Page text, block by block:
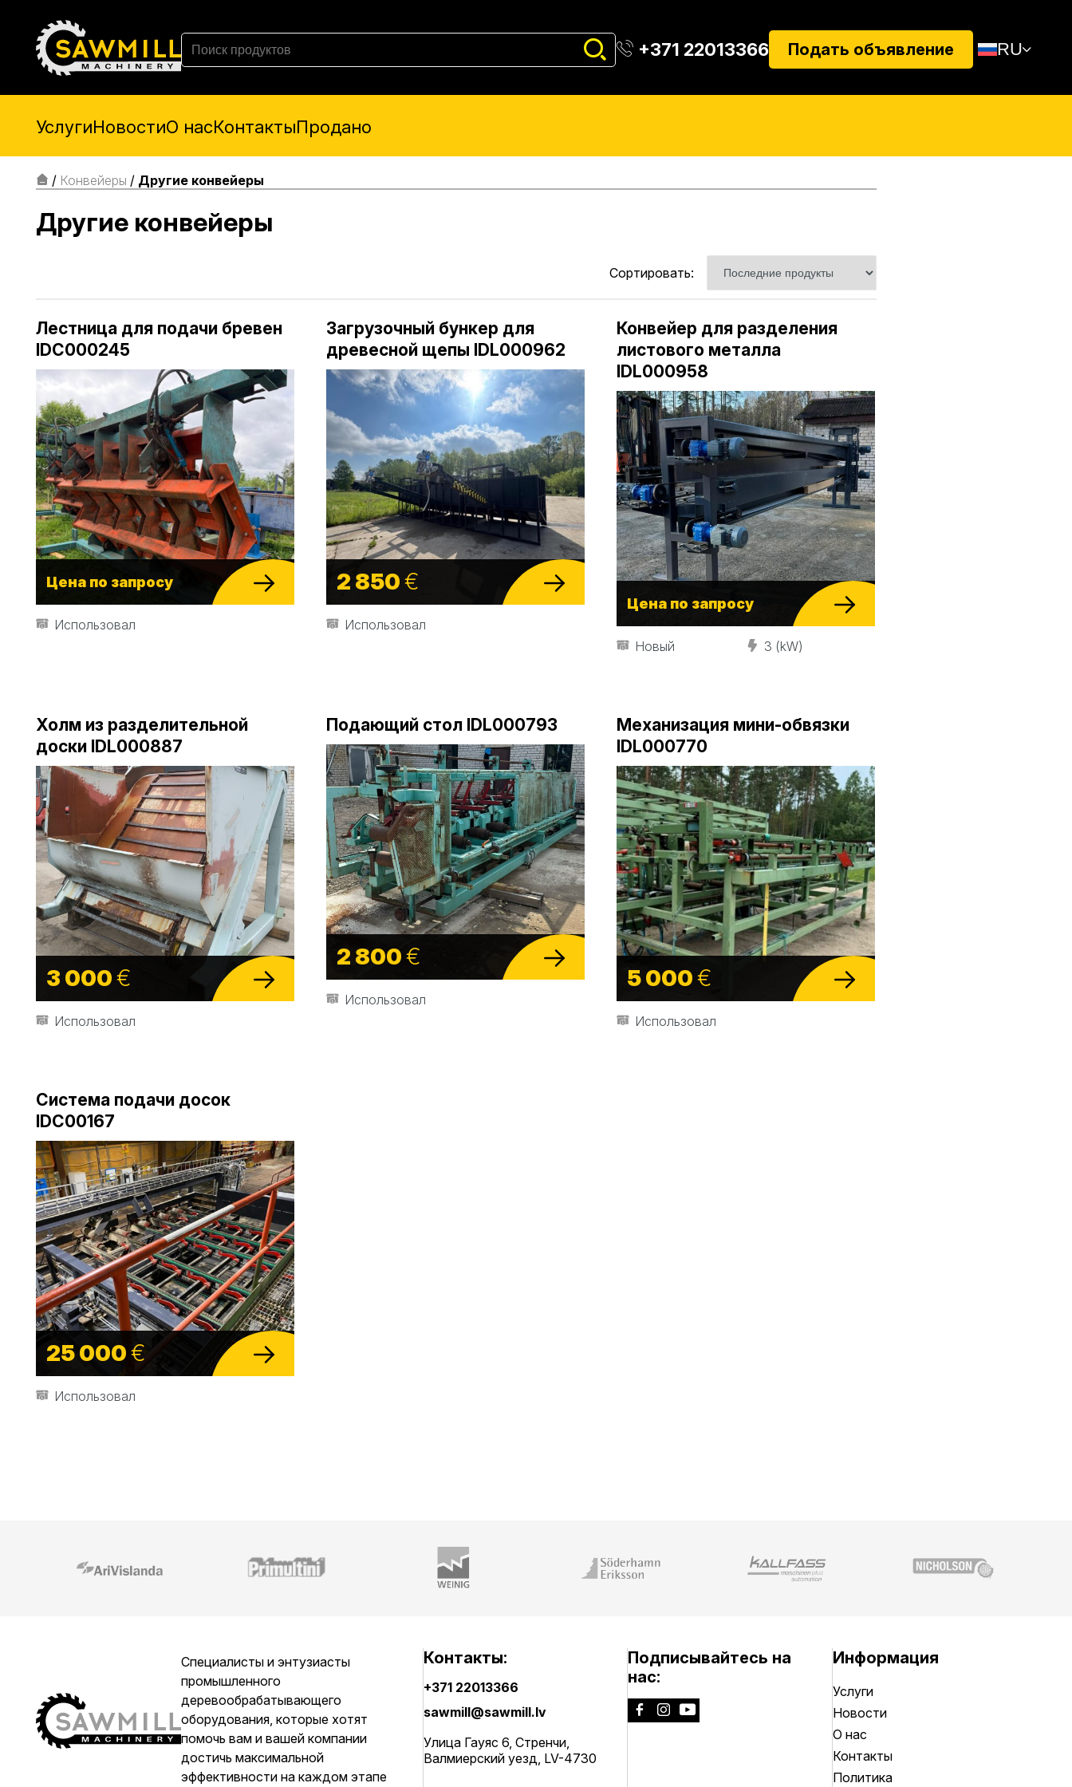
+371 22013366 Подать объявление RU
УслугиНовостиО насКонтактыПродано
/ Конвейеры / Другие конвейеры
Другие конвейеры
Сортировать:
Лестница для подачи бревен
IDC000245
Цена по запросу
Использовал
Загрузочный бункер для
древесной щепы IDL000962
2 850€
Использовал
Конвейер для разделения
листового металла
IDL000958
Цена по запросу
Новый 3 (kW)
Холм из разделительной
доски IDL000887
3 000€
Использовал
Подающий стол IDL000793
2 800€
Использовал
Механизация мини-обвязки
IDL000770
5 000€
Использовал
Система подачи досок
IDC00167
25 000€
Использовал
Специалисты и энтузиасты
промышленного
деревообрабатывающего
оборудования, которые хотят
помочь вам и вашей компании
достичь максимальной
эффективности на каждом этапе
Контакты:
+371 22013366
sawmill@sawmill.lv
Улица Гауяс 6, Стренчи,
Валмиерский уезд, LV-4730
Подписывайтесь на
нас:
Информация
Услуги
Новости
О нас
Контакты
Политика